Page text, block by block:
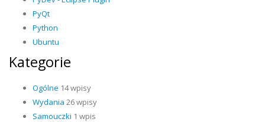
PyQt
Python
Ubuntu
Kategorie
Ogólne 14 wpisy
Wydania 26 wpisy
Samouczki 1 wpis